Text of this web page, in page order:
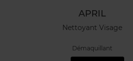
APRIL
Nettoyant Visage
Démaquillant